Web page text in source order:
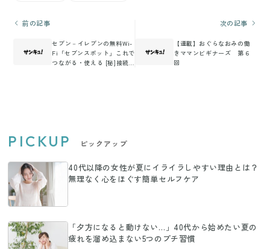
前の記事
セブン－イレブンの無料Wi-
Fi「セブンスポット」これで
つながる・使える [秘]接続
次の記事
【連載】おぐらなおみの働
きママンビギナーズ 第６
回
PICKUP ピックアップ
40代以降の女性が夏にイライラしやすい理由とは？
無理なく心をほぐす簡単セルフケア
「夕方になると動けない…」40代から始めたい夏の
疲れを溜め込まない5つのプチ習慣